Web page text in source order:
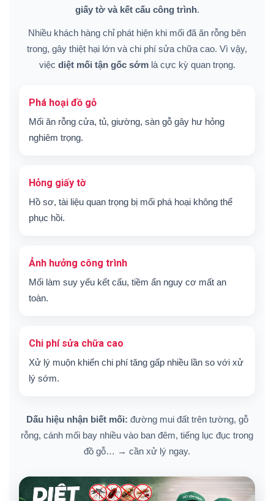
giấy tờ và kết cấu công trình.
Nhiều khách hàng chỉ phát hiện khi mối đã ăn rỗng bên
trong, gây thiệt hại lớn và chi phí sửa chữa cao. Vì vậy,
việc diệt mối tận gốc sớmlà cực kỳ quan trọng.
Phá hoại đồ gỗ
Mối ăn rỗng cửa, tủ, giường, sàn gỗ gây hư hỏng
nghiêm trọng.
Hỏng giấy tờ
Hồ sơ, tài liệu quan trọng bị mối phá hoại không thể
phục hồi.
Ảnh hưởng công trình
Mối làm suy yếu kết cấu, tiềm ẩn nguy cơ mất an
toàn.
Chi phí sửa chữa cao
Xử lý muộn khiến chi phí tăng gấp nhiều lần so với xử
lý sớm.
Dấu hiệu nhận biết mối: đường mui đất trên tường, gỗ
rỗng, cánh mối bay nhiều vào ban đêm, tiếng lục đục trong
đồ gỗ… → cần xử lý ngay.